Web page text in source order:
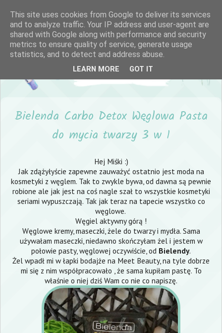
Bielenda Carbo Detox Węglowa Pasta
do mycia twarzy 3 w 1
Hej Miśki :)
Jak zdążyłyście zapewne zauważyć ostatnio jest moda na
kosmetyki z węglem. Tak to zwykle bywa, od dawna są pewnie
robione ale jak jest na coś nagle szał to wszystkie kosmetyki
seriami wypuszczają. Tak jak teraz na tapecie wszystko co
węglowe.
Węgiel aktywny górą !
Węglowe kremy, maseczki, żele do twarzy i mydła. Sama
używałam maseczki, niedawno skończyłam żel i jestem w
połowie pasty, węglowej oczywiście, od Bielendy.
Żel wpadł mi w łapki bodajże na Meet Beauty, na tyle dobrze
mi się z nim współpracowało , że sama kupiłam pastę. To
właśnie o niej dziś Wam co nie co napiszę.
This site uses cookies from Google to deliver its services
and to analyze traffic. Your IP address and user-agent are
shared with Google along with performance and security
metrics to ensure quality of service, generate usage
statistics, and to detect and address abuse.
LEARN MORE GOT IT